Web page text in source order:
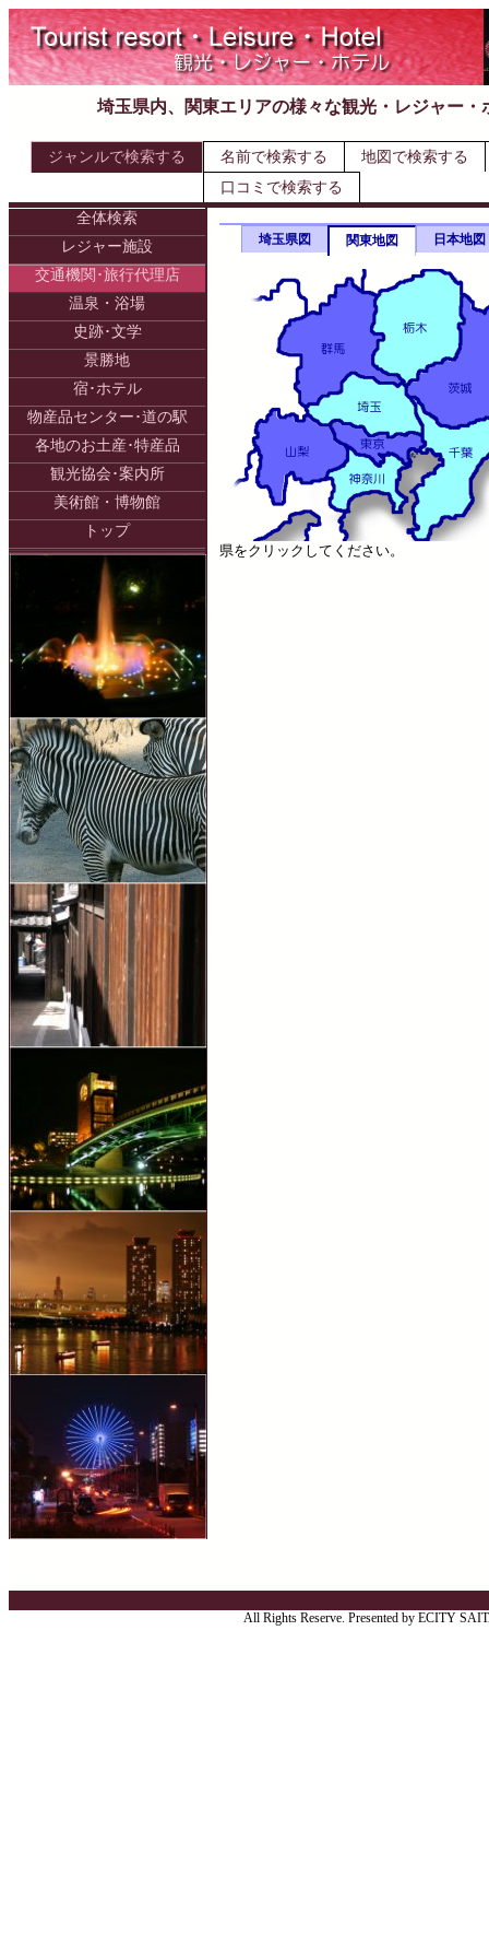
埼玉県内、関東エリアの様々な観光・レジャー
ジャンルで検索する 名前で検索する
地図で検索する
口コミで検索する
全体検索
レジャー施設
交通機関･旅行代理店
温泉・浴場
史跡･文学
景勝地
宿･ホテル
物産品センター･道の駅
各地のお土産･特産品
観光協会･案内所
美術館・博物館
トップ
埼玉県図 関東地図 日本地図
県をクリックしてください。
All Rights Reserve. Presented by ECITY